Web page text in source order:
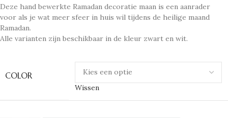
Deze hand bewerkte Ramadan decoratie maan is een aanrader
voor als je wat meer sfeer in huis wil tijdens de heilige maand
Ramadan.
Alle varianten zijn beschikbaar in de kleur zwart en wit.
COLOR
Wissen